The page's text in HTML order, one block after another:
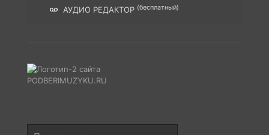
АУДИО РЕДАКТОР (бесплатный)